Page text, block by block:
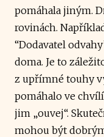
pomáhala jiným.
rovinách.
“Dodavatel
doma. Je to
z upřímné touhy
pomáhalo ve
jim „ouvej“.
mohou být